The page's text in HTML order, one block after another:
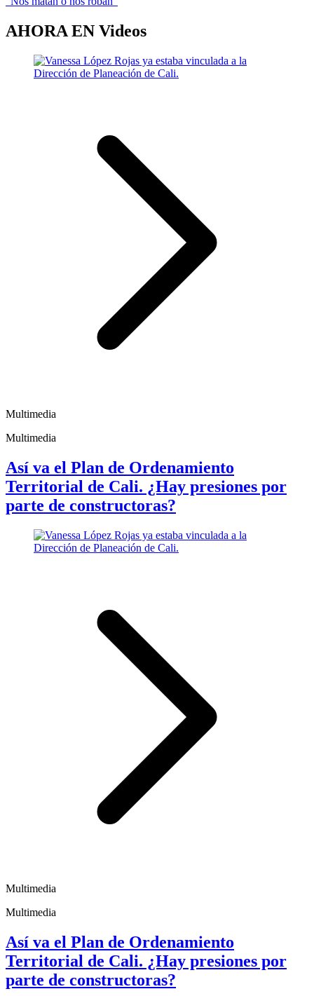
AHORA EN Videos
Multimedia
Multimedia
Así va el Plan de Ordenamiento
Territorial de Cali. ¿Hay presiones por
parte de constructoras?
Multimedia
Multimedia
Así va el Plan de Ordenamiento
Territorial de Cali. ¿Hay presiones por
parte de constructoras?